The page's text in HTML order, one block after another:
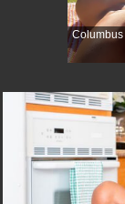
Columbus